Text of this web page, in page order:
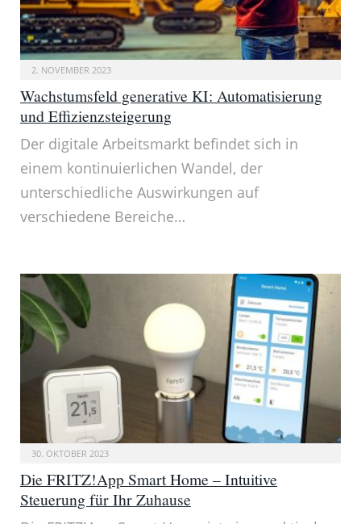
2. NOVEMBER 2023
Wachstumsfeld generative KI: Automatisierung
und Effizienzsteigerung
Der digitale Arbeitsmarkt befindet sich in
einem kontinuierlichen Wandel, der
unterschiedliche Auswirkungen auf
verschiedene Bereiche…
30. OKTOBER 2023
Die FRITZ!App Smart Home – Intuitive
Steuerung für Ihr Zuhause